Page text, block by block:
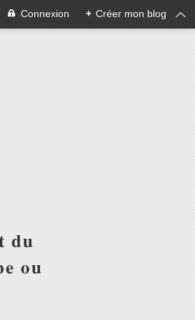
Connexion + Créer mon blog
du
ou